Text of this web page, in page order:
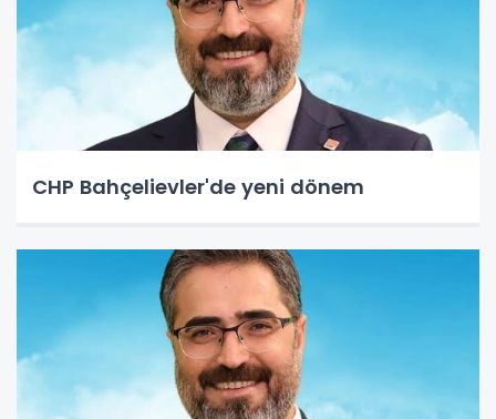
CHP Bahçelievler'de yeni dönem